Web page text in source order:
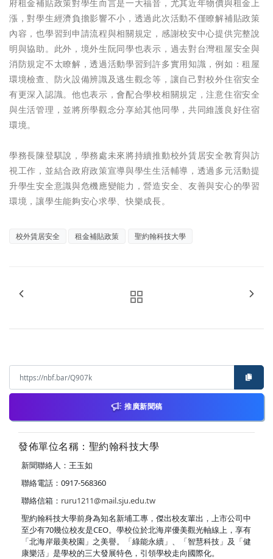
府租金補貼政策對學生而言是一大福音，尤其近年物價與租金上
漲，對學生經濟負擔影響不小，透過此次活動不僅瞭解補貼政策
內容，也學習到申請流程與相關規定，感謝校安中心提供完整說
明與協助。此外，境外生阮同學也表示，過去對台灣租屋安全與
消防規定不太瞭解，透過活動學習到許多實用知識，例如：租屋
環境檢查、防火設備辨識及逃生觀念等，讓自己對校外住宿安全
有更深入認識。他也表示，會配合學校相關規定，注意住宿安全
與生活管理，並將所學觀念分享給其他同學，共同維護良好住宿
環境。
學務長陳登騏說，學務處未來將持續推動校外賃居安全教育與訪
視工作，並結合政府政策宣導與學生生活輔導，透過多元活動提
升學生安全意識與危機應變能力，營造安全、友善與安心的學習
環境，讓學生能夠安心求學、快樂成長。
校外賃居安全 租金補貼政策 聖約翰科技大學
推廣新聞稿
發佈單位名稱：聖約翰科技大學
新聞聯絡人：王玉如
聯絡電話：0917-568360
聯絡信箱： ruru1211@mail.sju.edu.tw
聖約翰科技大學前身為知名新埔工專，傑出校友輩出，上市公司中
至少有70幾位校友是CEO。學校位於北海岸優美觀光軸線上，享有
「北海岸最美校園」之美譽。「綠能永續」、「智慧科技」及「健
康樂活」是學校的三大發展特色，引領學校走向國際化。